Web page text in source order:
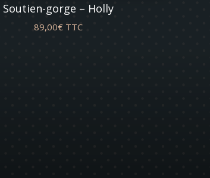
Soutien-gorge – Holly
89,00€ TTC